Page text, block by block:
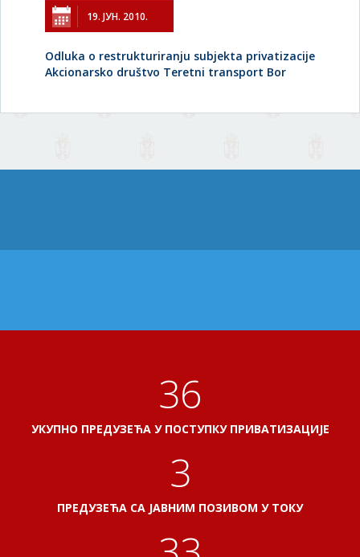
19. ЈУН. 2010.
Odluka o restrukturiranju subjekta privatizacije
Akcionarsko društvo Teretni transport Bor
40
УКУПНО ПРЕДУЗЕЋА У ПОСТУПКУ ПРИВАТИЗАЦИЈЕ
3
ПРЕДУЗЕЋА СА ЈАВНИМ ПОЗИВОМ У ТОКУ